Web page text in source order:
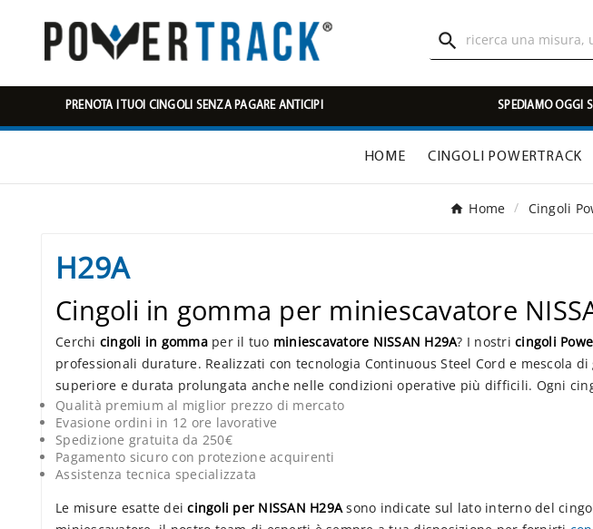

PRENOTA I TUOI CINGOLI SENZA PAGARE ANTICIPI SPEDIAMO OGGI
HOME CINGOLI POWERTRACK
Home Cingoli
H29A
Cingoli in gomma per miniescavatore
Cerchi cingoli in gommaper il tuo miniescavatore NISSAN H29A? I nostri cingoli
professionali durature. Realizzati con tecnologia Continuous Steel Cord e mescola
superiore e durata prolungata anche nelle condizioni operative più difficili. Ogni
Qualità premium al miglior prezzo di mercato
Evasione ordini in 12 ore lavorative
Spedizione gratuita da 250€
Pagamento sicuro con protezione acquirenti
Assistenza tecnica specializzata
Le misure esatte deicingoli per NISSAN H29Asono indicate sul lato interno del